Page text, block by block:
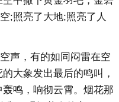
;照亮了大地;照亮了人
声，有的如同闷雷在空
大象发出最后的鸣叫，
鸣，响彻云霄。烟花那